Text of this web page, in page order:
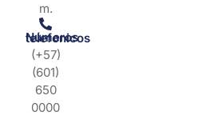
m.
Números telefonicos
(+57)
(601)
650
0000